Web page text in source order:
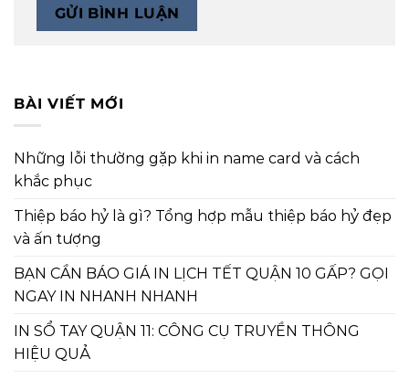
BÀI VIẾT MỚI
Những lỗi thường gặp khi in name card và cách
khắc phục
Thiệp báo hỷ là gì? Tổng hợp mẫu thiệp báo hỷ đẹp
và ấn tượng
BẠN CẦN BÁO GIÁ IN LỊCH TẾT QUẬN 10 GẤP? GỌI
NGAY IN NHANH NHANH
IN SỔ TAY QUẬN 11: CÔNG CỤ TRUYỀN THÔNG
HIỆU QUẢ